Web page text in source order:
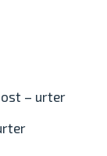
ost – urter